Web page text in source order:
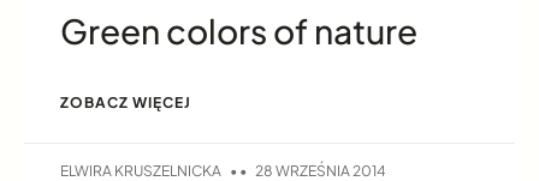
Green colors of nature
ZOBACZ WIĘCEJ
ELWIRA KRUSZELNICKA 28 WRZEŚNIA 2014